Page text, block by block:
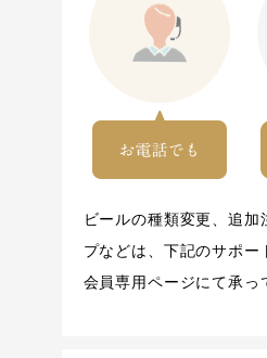
ビールの種類変更、追加
プなどは、下記のサポー
会員専用ページにて承っ